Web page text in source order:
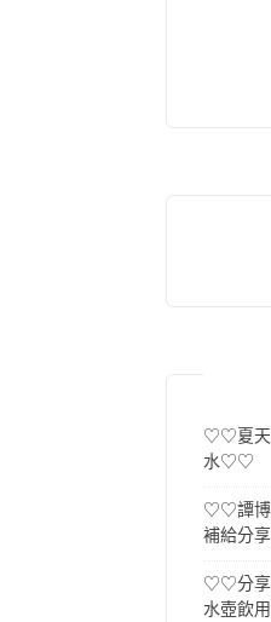
♡♡夏天
水♡♡
♡♡譚博
補給分
♡♡分享
水壺飲